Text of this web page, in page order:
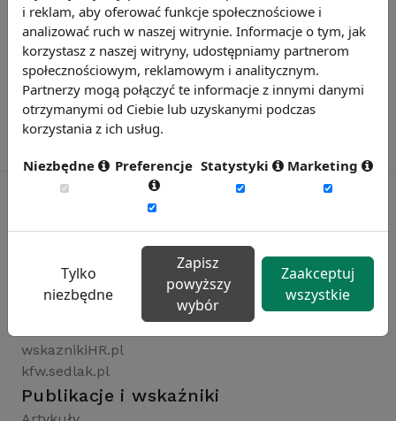
Rynekpracy.pl
sedlak.pl
wynagrodzenia.pl
raportyplacowe.pl
wskaznikiHR.pl
kfw.sedlak.pl
Publikacje i wskaźniki
i reklam, aby oferować funkcje społecznościowe i
analizować ruch w naszej witrynie. Informacje o tym, jak
korzystasz z naszej witryny, udostępniamy partnerom
społecznościowym, reklamowym i analitycznym.
Partnerzy mogą połączyć te informacje z innymi danymi
otrzymanymi od Ciebie lub uzyskanymi podczas
korzystania z ich usług.
Niezbędne Preferencje Statystyki Marketing
Tylko
niezbędne
Zapisz
powyższy
wybór
Zaakceptuj
wszystkie